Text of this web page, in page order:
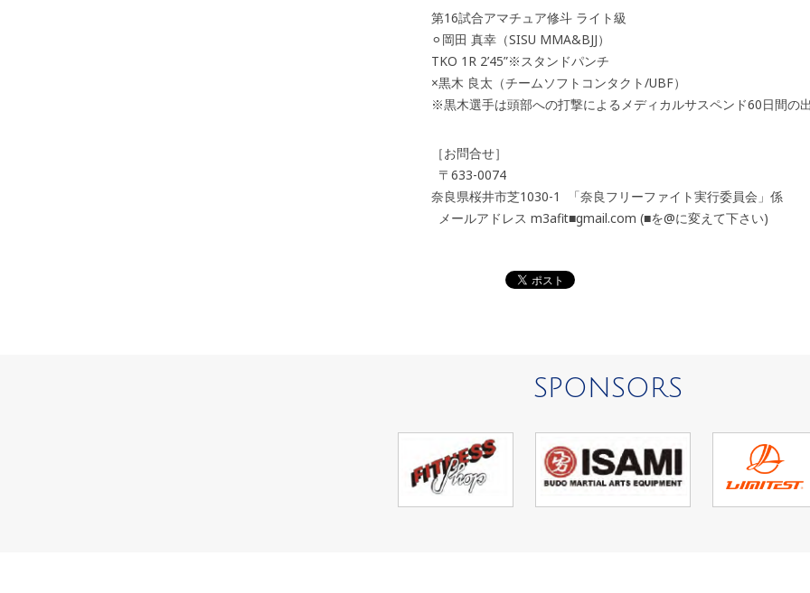
第16試合アマチュア修斗 ライト級
⚪︎岡田 真幸（SISU MMA&BJJ）
TKO 1R 2’45”※スタンドパンチ
×黒木 良太（チームソフトコンタクト/UBF）
※黒木選手は頭部への打撃によるメディカルサスペンド60日間の
［お問合せ］
〒633-0074
奈良県桜井市芝1030-1 「奈良フリーファイト実行委員会」係
メールアドレス m3afit■gmail.com (■を@に変えて下さい)
SPONSORS